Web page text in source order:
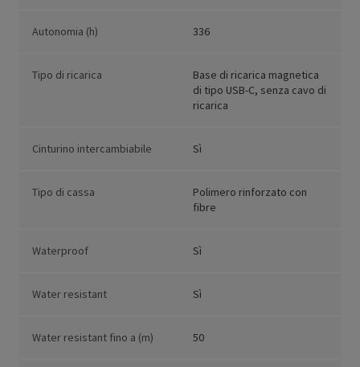
Autonomia (h) 336
Tipo di ricarica
Base di ricarica magnetica
di tipo USB-C, senza cavo di
ricarica
Cinturino intercambiabile Sì
Tipo di cassa
Polimero rinforzato con
fibre
Waterproof Sì
Water resistant Sì
Water resistant fino a (m) 50